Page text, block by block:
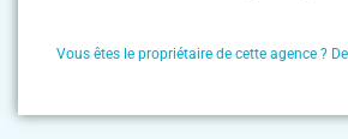
Vous êtes le propriétaire de cette agence ?